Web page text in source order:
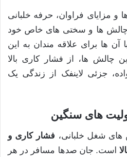
و مزایای فراوان، حرفه خلبانی
چالش ها و سختی های خاص خود
آن ها برای علاقه مندان به این
ها، از فشار کاری بالا
جزئی لاینفک از زندگی یک
های سنگین
های شغل خلبانی، فشار کاری و
است. جان صدها مسافر در هر